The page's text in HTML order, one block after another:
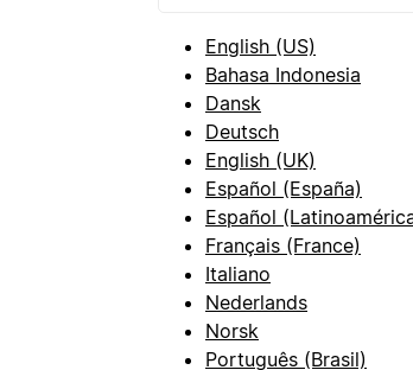
English (US)
Bahasa Indonesia
Dansk
Deutsch
English (UK)
Español (España)
Español
Français (France)
Italiano
Nederlands
Norsk
Português (Brasil)